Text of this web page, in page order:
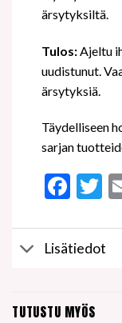
ärsytyksiltä.
Tulos:Ajeltu
uudistunut.
ärsytyksiä.
Täydelliseen
sarjan
Lisätiedot
TUTUSTU MYÖS